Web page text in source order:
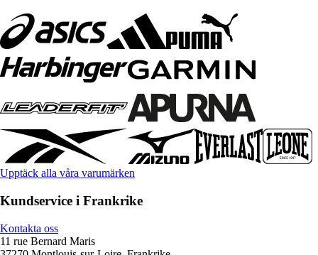
Upptäck alla våra varumärken
Kundservice i Frankrike
Kontakta oss
11 rue Bernard Maris